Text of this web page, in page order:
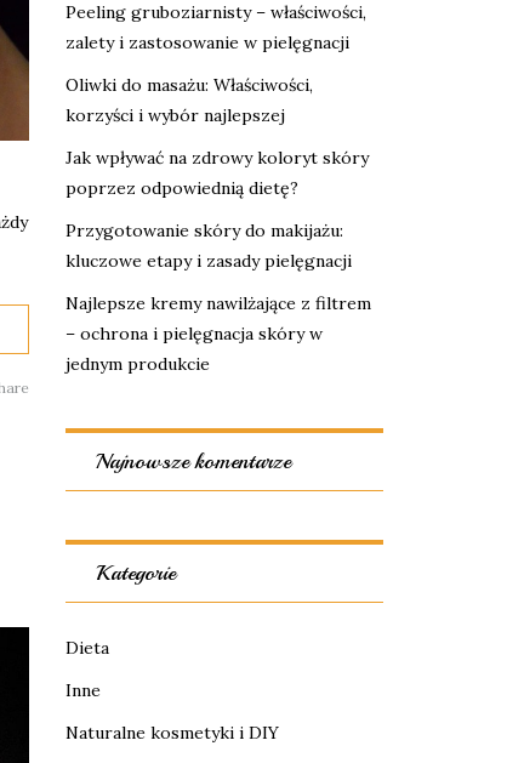
Peeling gruboziarnisty – właściwości,
zalety i zastosowanie w pielęgnacji
Oliwki do masażu: Właściwości,
korzyści i wybór najlepszej
Jak wpływać na zdrowy koloryt skóry
poprzez odpowiednią dietę?
Przygotowanie skóry do makijażu:
kluczowe etapy i zasady pielęgnacji
Najlepsze kremy nawilżające z filtrem
– ochrona i pielęgnacja skóry w
jednym produkcie
Najnowsze komentarze
Kategorie
Dieta
Inne
Naturalne kosmetyki i DIY